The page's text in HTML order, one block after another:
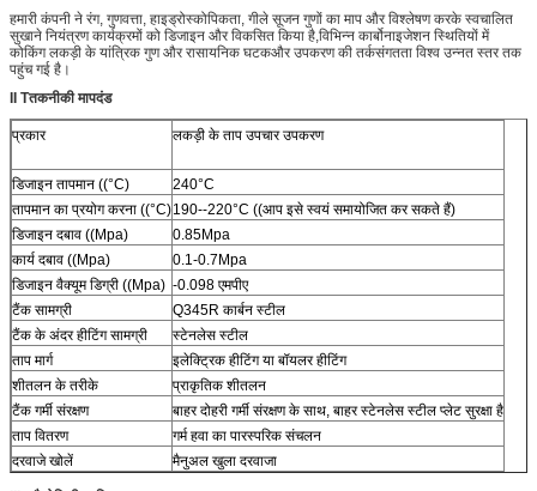
हमारी कंपनी ने रंग, गुणवत्ता, हाइड्रोस्कोपिकता, गीले सूजन गुणों का माप और विश्लेषण करके स्वचालित
सुखाने नियंत्रण कार्यक्रमों को डिजाइन और विकसित किया है,विभिन्न कार्बोनाइजेशन स्थितियों में
कोकिंग लकड़ी के यांत्रिक गुण और रासायनिक घटकऔर उपकरण की तर्कसंगतता विश्व उन्नत स्तर तक
पहुंच गई है।
II Tतकनीकी मापदंड
प्रकार लकड़ी के ताप उपचार उपकरण
डिजाइन तापमान ((°C)
240°C
तापमान का प्रयोग करना ((°C)190--220°C ((आप इसे स्वयं समायोजित कर सकते हैं)
डिजाइन दबाव ((Mpa)
0.85Mpa
कार्य दबाव ((Mpa)
0.1-0.7Mpa
डिजाइन वैक्यूम डिग्री ((Mpa) -0.098 एमपीए
टैंक सामग्री
Q345R कार्बन स्टील
टैंक के अंदर हीटिंग सामग्री
स्टेनलेस स्टील
ताप मार्ग
इलेक्ट्रिक हीटिंग या बॉयलर हीटिंग
शीतलन के तरीके
प्राकृतिक शीतलन
टैंक गर्मी संरक्षण
बाहर दोहरी गर्मी संरक्षण के साथ, बाहर स्टेनलेस स्टील प्लेट सुरक्षा है
ताप वितरण
गर्म हवा का पारस्परिक संचलन
दरवाजे खोलें
मैनुअल खुला दरवाजा